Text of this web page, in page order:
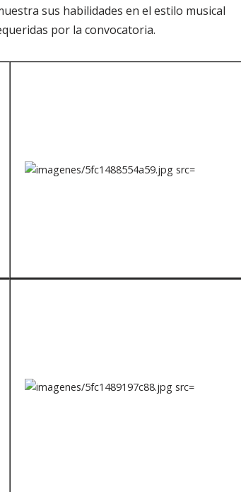
sus habilidades en el estilo musical
por la convocatoria.